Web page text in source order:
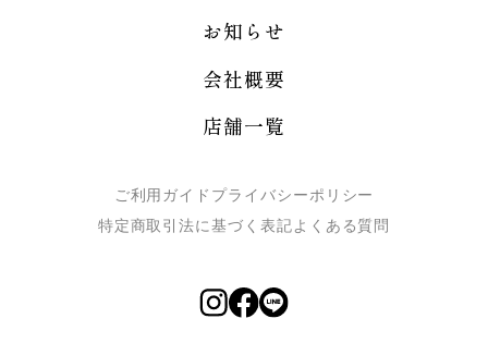
お知らせ
会社概要
店舗一覧
ご利用ガイド プライバシーポリシー
特定商取引法に基づく表記よくある質問